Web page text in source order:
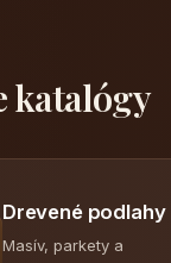
katalógy
Drevené podlahy
Masív, parkety a